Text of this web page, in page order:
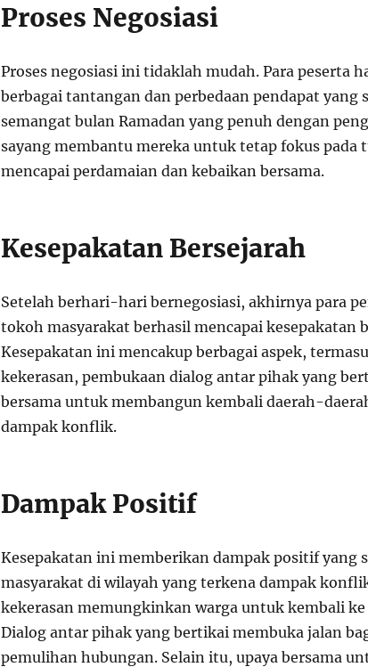
Proses Negosiasi
Proses negosiasi ini tidaklah mudah. Para peserta
berbagai tantangan dan perbedaan pendapat yang
semangat bulan Ramadan yang penuh dengan
sayang membantu mereka untuk tetap fokus pada
mencapai perdamaian dan kebaikan bersama.
Kesepakatan Bersejarah
Setelah berhari-hari bernegosiasi, akhirnya para
tokoh masyarakat berhasil mencapai kesepakatan
Kesepakatan ini mencakup berbagai aspek,
kekerasan, pembukaan dialog antar pihak yang
bersama untuk membangun kembali daerah-
dampak konflik.
Dampak Positif
Kesepakatan ini memberikan dampak positif yang
masyarakat di wilayah yang terkena dampak
kekerasan memungkinkan warga untuk kembali
Dialog antar pihak yang bertikai membuka jalan
pemulihan hubungan. Selain itu, upaya bersama